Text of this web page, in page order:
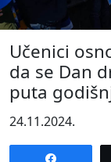
Učenici
da se Dan
puta
24.11.2024.